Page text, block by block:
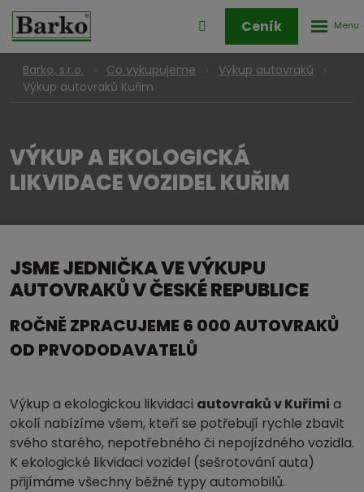
Přihlášení
klienstké
zóny
Ceník
Barko, s.r.o. Co vykupujeme
Výkup autovraků
Výkup autovraků Kuřim
VÝKUP A EKOLOGICKÁ
LIKVIDACE VOZIDEL KUŘIM
JSME JEDNIČKA VE VÝKUPU
AUTOVRAKŮ V ČESKÉ REPUBLICE
ROČNĚ ZPRACUJEME 6 000 AUTOVRAKŮ
OD PRVODODAVATELŮ
Výkup a ekologickou likvidaci autovraků v Kuřimi a
okolí nabízíme všem, kteří se potřebují rychle zbavit
svého starého, nepotřebného či nepojízdného vozidla.
K ekologické likvidaci vozidel (sešrotování auta)
přijímáme všechny běžné typy automobilů.